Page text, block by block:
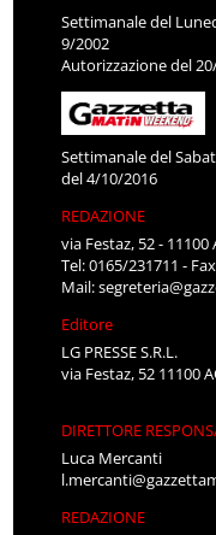
Settimanale del
9/2002
Autorizzazione del
Settimanale del
del 4/10/2016
REDAZIONE
via Festaz, 52 - 11100
Tel: 0165/231711 -
Mail:
Editore
LG PRESSE S.R.L.
via Festaz, 52 11100
DIRETTORE
Luca Mercanti
REDAZIONE